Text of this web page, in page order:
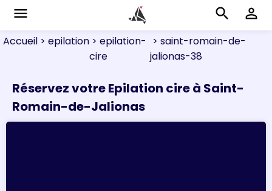
menu search perm_identity
Accueil > epilation > epilation-
cire
> saint-romain-de-
jalionas-38
Réservez votre Epilation cire à Saint-
Romain-de-Jalionas